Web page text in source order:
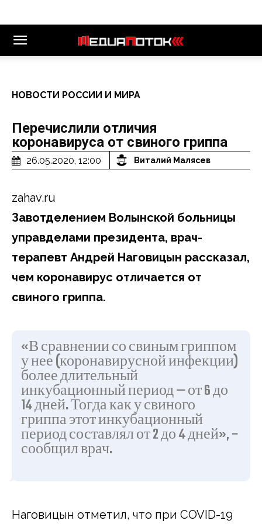
НОВОСТИ РОССИИ И МИРА
Перечислили отличия
коронавируса от свиного гриппа
26.05.2020, 12:00 Виталий Малясев
zahav.ru
Завотделением Волынской больницы
управделами президента, врач-
терапевт Андрей Наговицын рассказал,
чем коронавирус отличается от
свиного гриппа.
«В сравнении со свиным гриппом
у нее (коронавирусной инфекции)
более длительный
инкубационный период — от 6 до
14 дней. Тогда как у свиного
гриппа этот инкубационный
период составлял от 2 до 4 дней», –
сообщил врач.
Наговицын отметил, что при COVID-19